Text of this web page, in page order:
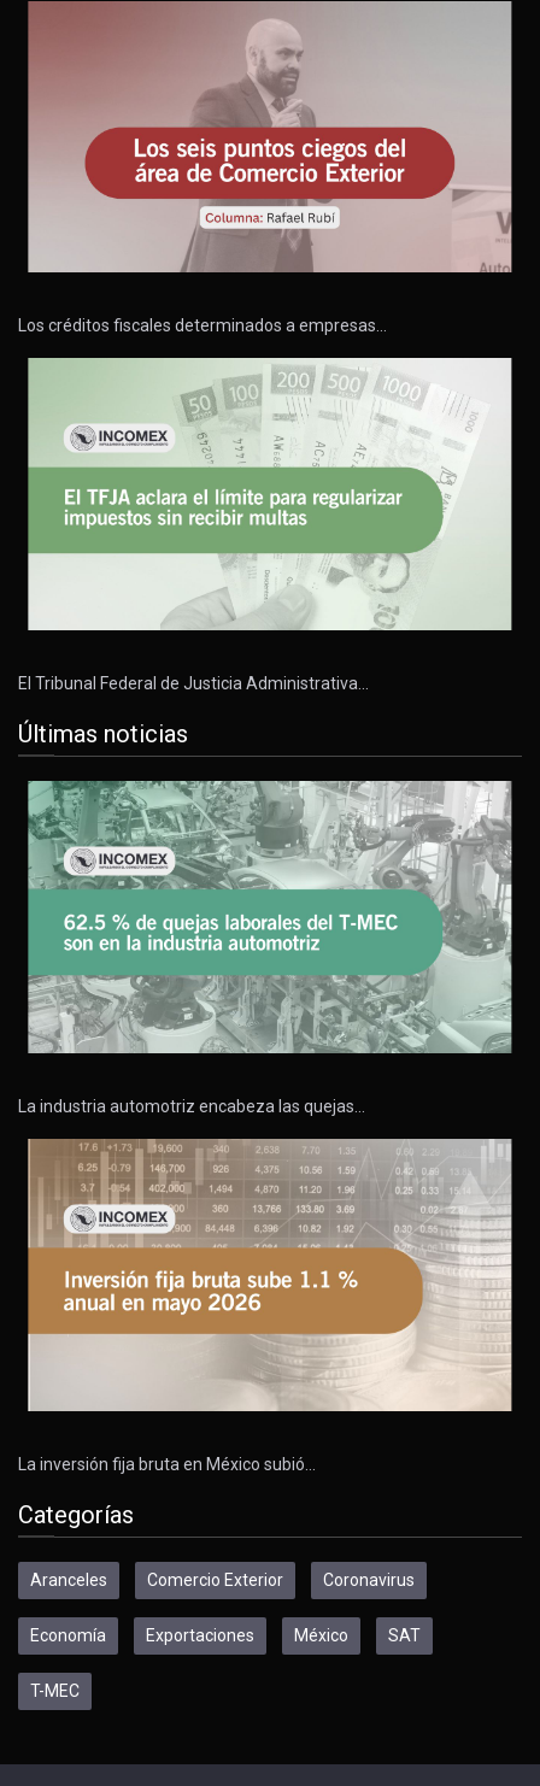
Los créditos fiscales determinados a empresas…
El Tribunal Federal de Justicia Administrativa…
Últimas noticias
La industria automotriz encabeza las quejas…
La inversión fija bruta en México subió…
Categorías
Aranceles Comercio Exterior Coronavirus
Economía Exportaciones México SAT
T-MEC